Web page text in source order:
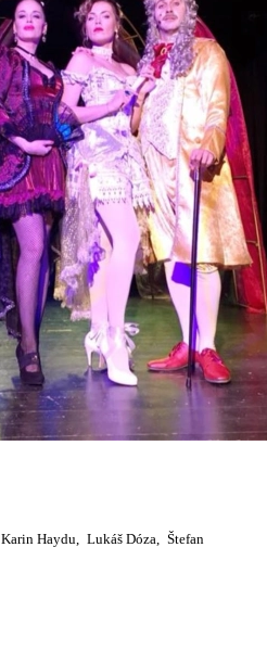
Karin Haydu, Lukáš Dóza, Štefan